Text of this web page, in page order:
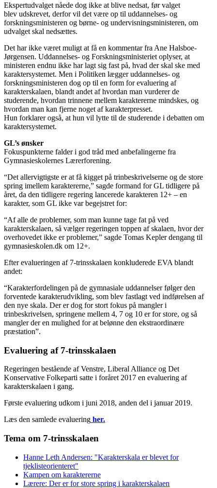
Ekspertudvalget nåede dog ikke at blive nedsat, før valget
blev udskrevet, derfor vil det være op til uddannelses- og
forskningsministeren og børne- og undervisningsministeren, om
udvalget skal nedsættes.
Det har ikke været muligt at få en kommentar fra Ane Halsboe-
Jørgensen. Uddannelses- og Forskningsministeriet oplyser, at
ministeren endnu ikke har lagt sig fast på, hvad der skal ske med
karaktersystemet. Men i Politiken lægger uddannelses- og
forskningsministeren dog op til en form for evaluering af
karakterskalaen, blandt andet af hvordan man vurderer de
studerende, hvordan trinnene mellem karaktererne mindskes, og
hvordan man kan fjerne noget af karakterpresset.
Hun forklarer også, at hun vil lytte til de studerende i debatten om
karaktersystemet.
GL’s ønsker
Fokuspunkterne falder i god tråd med anbefalingerne fra
Gymnasieskolernes Lærerforening.
“Det allervigtigste er at få kigget på trinbeskrivelserne og de store
spring imellem karaktererne,” sagde formand for GL tidligere på
året, da den tidligere regering lancerede karakteren 12+ – en
karakter, som GL ikke var begejstret for:
“Af alle de problemer, som man kunne tage fat på ved
karakterskalaen, så vælger regeringen toppen af skalaen, hvor der
overhovedet ikke er problemer,” sagde Tomas Kepler dengang til
gymnasieskolen.dk om 12+.
Efter evalueringen af 7-trinsskalaen konkluderede EVA blandt
andet:
“Karakterfordelingen på de gymnasiale uddannelser følger den
forventede karakterudvikling, som blev fastlagt ved indførelsen af
den nye skala. Der er dog for stort fokus på mangler i
trinbeskrivelsen, springene mellem 4, 7 og 10 er for store, og så
mangler der en mulighed for at belønne den ekstraordinære
præstation”.
Evaluering af 7-trinsskalaen
Regeringen bestående af Venstre, Liberal Alliance og Det
Konservative Folkeparti satte i foråret 2017 en evaluering af
karakterskalaen i gang.
Første evaluering udkom i juni 2018, anden del i januar 2019.
Læs den samlede evaluering her.
Tema om 7-trinsskalaen
Hanne Leth Andersen: "Karakterskala er blevet for
tjeklisteorienteret"
Kampen om karaktererne
Lærere: Der er for store spring i karakterskalaen